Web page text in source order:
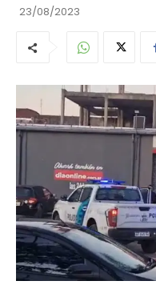
23/08/2023